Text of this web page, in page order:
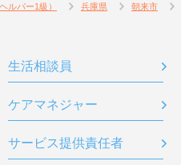
ルパー1級） 兵庫県 朝来市
生活相談員
ケアマネジャー
サービス提供責任者